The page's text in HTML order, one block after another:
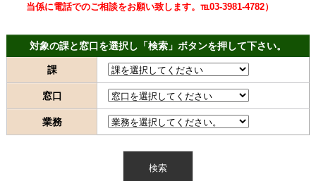
混雑予想カレンダー
当係に電話でのご相談をお願い致します。℡03-3981-4782）
対象の課と窓口を選択し「検索」ボタンを押して下さい。
課
窓口
業務